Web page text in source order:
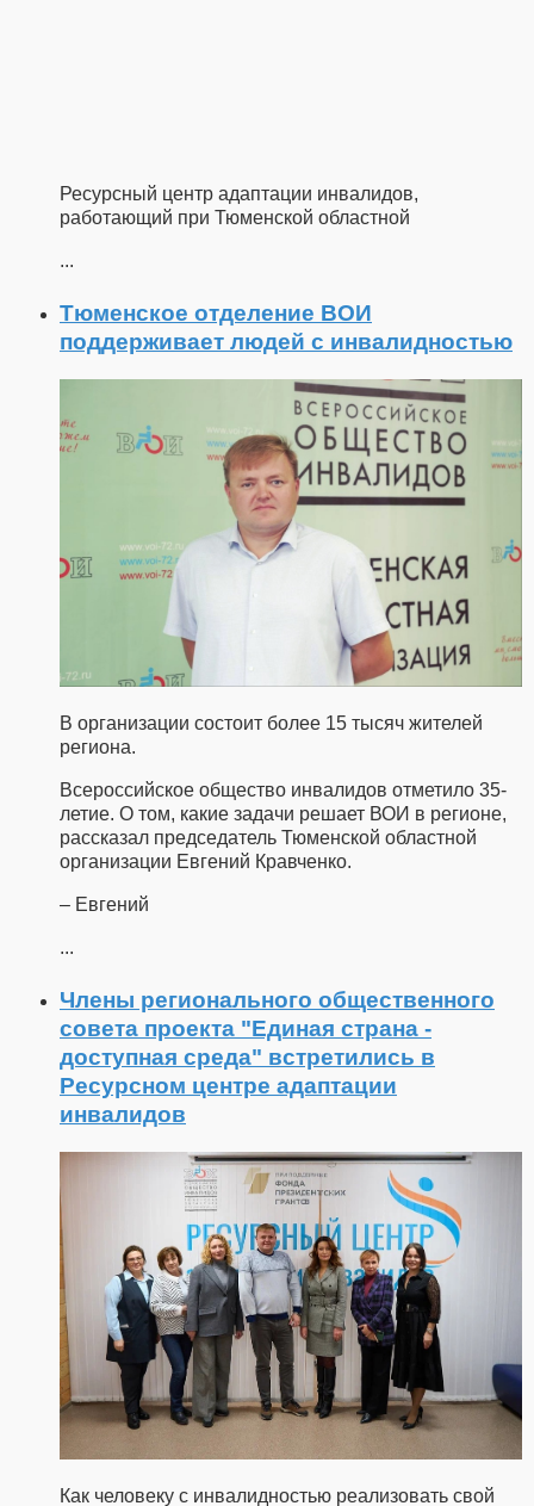
Ресурсный центр адаптации инвалидов,
работающий при Тюменской областной
...
Тюменское отделение ВОИ
поддерживает людей с инвалидностью
В организации состоит более 15 тысяч жителей
региона.
Всероссийское общество инвалидов отметило 35-
летие. О том, какие задачи решает ВОИ в регионе,
рассказал председатель Тюменской областной
организации Евгений Кравченко.
– Евгений
...
Члены регионального общественного
совета проекта "Единая страна -
доступная среда" встретились в
Ресурсном центре адаптации
инвалидов
Как человеку с инвалидностью реализовать свой